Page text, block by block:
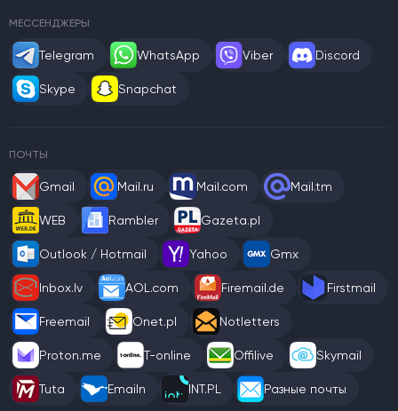
МЕССЕНДЖЕРЫ
Telegram WhatsApp Viber Discord
Skype Snapchat
ПОЧТЫ
Gmail Mail.ru Mail.com Mail.tm
WEB Rambler Gazeta.pl
Outlook / Hotmail Yahoo Gmx
Inbox.lv AOL.com Firemail.de Firstmail
Freemail Onet.pl Notletters
Proton.me T-online Offilive Skymail
Tuta Emailn INT.PL Разные почты